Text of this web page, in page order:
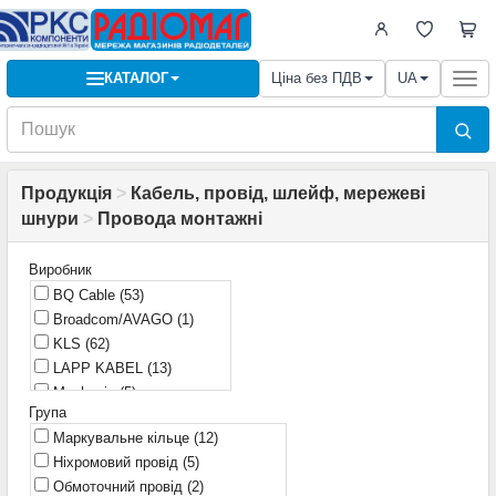
КАТАЛОГ Ціна без ПДВ UA
Продукція > Кабель, провід, шлейф, мережеві
шнури > Провода монтажні
Виробник
BQ Cable (53)
Broadcom/AVAGO (1)
KLS (62)
LAPP KABEL (13)
Mechanic(5)
Phoenix
TE Connectivity(1)
РАДІОМАГ (146)
Україна(1)
Група
Маркувальне кільце (12)
Ніхромовий провід (5)
Обмоточний провід (2)